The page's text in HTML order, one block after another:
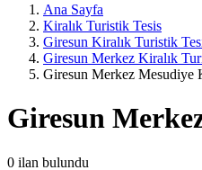
Ana Sayfa
Kiralık Turistik Tesis
Giresun Kiralık Turistik
Giresun Merkez Kiralık
Giresun Merkez Mesudiye
Giresun
0 ilan bulundu